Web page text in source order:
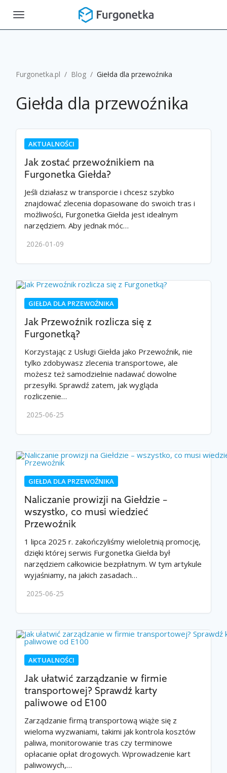
Toggle
Furgonetka.pl / Blog /Giełda dla przewoźnika
Giełda dla przewoźnika
AKTUALNOŚCI
Jak zostać przewoźnikiem na
Furgonetka Giełda?
Jeśli działasz w transporcie i chcesz szybko
znajdować zlecenia dopasowane do swoich tras i
możliwości, Furgonetka Giełda jest idealnym
narzędziem. Aby jednak móc…
2026-01-09
GIEŁDA DLA PRZEWOŹNIKA
Jak Przewoźnik rozlicza się z
Furgonetką?
Korzystając z Usługi Giełda jako Przewoźnik, nie
tylko zdobywasz zlecenia transportowe, ale
możesz też samodzielnie nadawać dowolne
przesyłki. Sprawdź zatem, jak wygląda
rozliczenie…
2025-06-25
GIEŁDA DLA PRZEWOŹNIKA
Naliczanie prowizji na Giełdzie –
wszystko, co musi wiedzieć
Przewoźnik
1 lipca 2025 r. zakończyliśmy wieloletnią promocję,
dzięki której serwis Furgonetka Giełda był
narzędziem całkowicie bezpłatnym. W tym artykule
wyjaśniamy, na jakich zasadach…
2025-06-25
AKTUALNOŚCI
Jak ułatwić zarządzanie w firmie
transportowej? Sprawdź karty
paliwowe od E100
Zarządzanie firmą transportową wiąże się z
wieloma wyzwaniami, takimi jak kontrola kosztów
paliwa, monitorowanie tras czy terminowe
opłacanie opłat drogowych. Wprowadzenie kart
paliwowych,…